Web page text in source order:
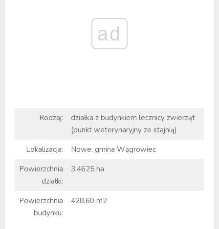
ad
Rodzaj:
działka z budynkiem lecznicy zwierząt
(punkt weterynaryjny ze stajnią)
Lokalizacja:
Nowe, gmina Wągrowiec
Powierzchnia
działki:
3,4625 ha
Powierzchnia
budynku:
428,60 m2